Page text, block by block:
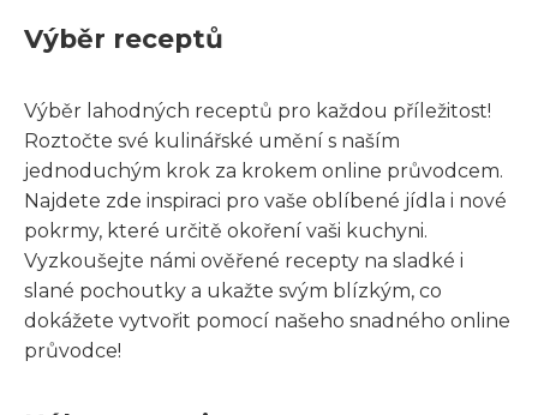
Výběr receptů
Výběr lahodných receptů pro každou příležitost!
Roztočte své kulinářské umění s naším
jednoduchým krok za krokem online průvodcem.
Najdete zde inspiraci pro vaše oblíbené jídla i nové
pokrmy, které určitě okoření vaši kuchyni.
Vyzkoušejte námi ověřené recepty na sladké i
slané pochoutky a ukažte svým blízkým, co
dokážete vytvořit pomocí našeho snadného online
průvodce!